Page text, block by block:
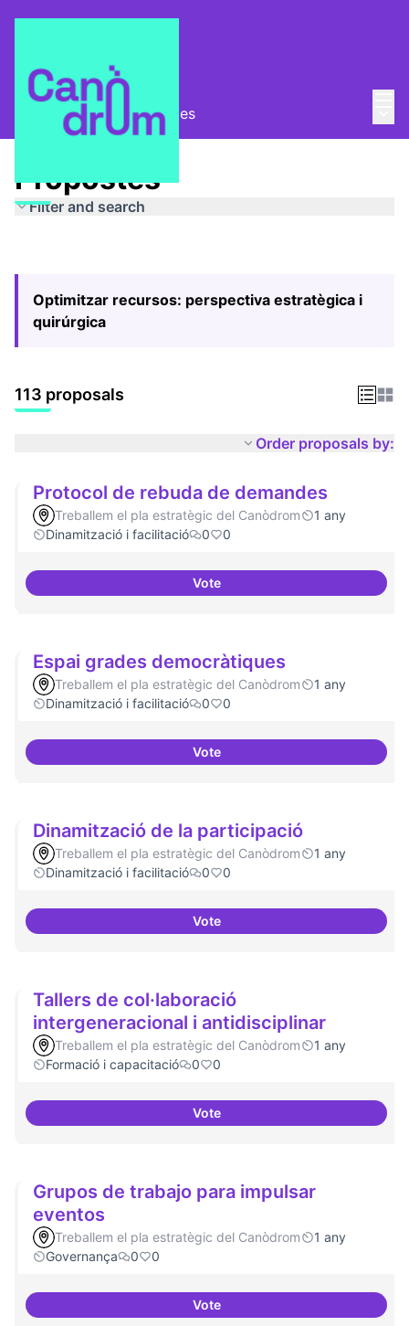
Pla Estratègic Propostes
Propostes
Filter and search
Optimitzar recursos: perspectiva estratègica i
quirúrgica
113 proposals
Order proposals by:
Protocol de rebuda de demandes
Treballem el pla estratègic del Canòdrom
1 any
Dinamització i facilitació
0 0
VoteProtocol de rebuda de
Espai grades democràtiques
Treballem el pla estratègic del Canòdrom
1 any
Dinamització i facilitació
0 0
VoteEspai grades democràtiques
Dinamització de la participació
Treballem el pla estratègic del Canòdrom
1 any
Dinamització i facilitació
0 0
VoteDinamització de la participació
Tallers de col·laboració
intergeneracional i antidisciplinar
Treballem el pla estratègic del Canòdrom
1 any
Formació i capacitació
0 0
VoteTallers de col·laboració
Grupos de trabajo para impulsar
eventos
Treballem el pla estratègic del Canòdrom
1 any
Governança
0 0
VoteGrupos de trabajo para